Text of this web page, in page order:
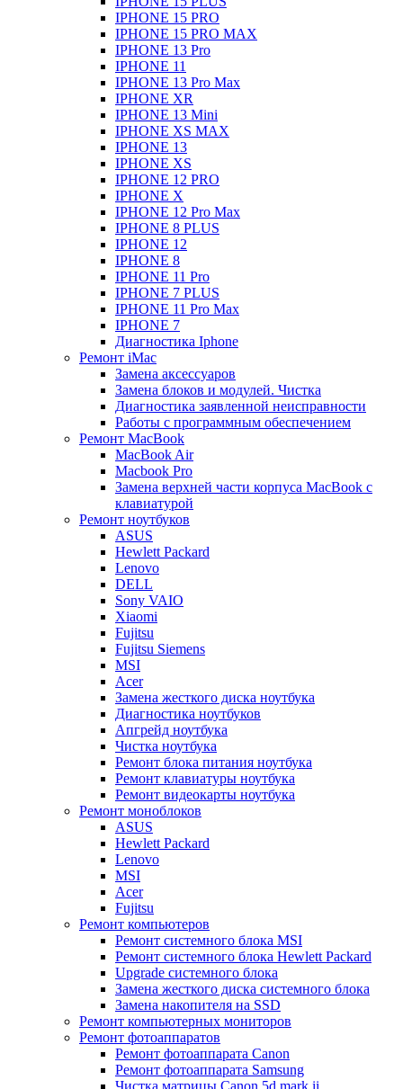
IPHONE 15 PRO
IPHONE 15 PRO MAX
IPHONE 13 Pro
IPHONE 11
IPHONE 13 Pro Max
IPHONE XR
IPHONE 13 Mini
IPHONE XS MAX
IPHONE 13
IPHONE XS
IPHONE 12 PRO
IPHONE X
IPHONE 12 Pro Max
IPHONE 8 PLUS
IPHONE 12
IPHONE 8
IPHONE 11 Pro
IPHONE 7 PLUS
IPHONE 11 Pro Max
IPHONE 7
Диагностика Iphone
Ремонт iMac
Замена аксессуаров
Замена блоков и модулей. Чистка
Диагностика заявленной неисправности
Работы с программным обеспечением
Ремонт MacBook
MacBook Air
Macbook Pro
Замена верхней части корпуса MacBook с
клавиатурой
Ремонт ноутбуков
ASUS
Hewlett Packard
Lenovo
DELL
Sony VAIO
Xiaomi
Fujitsu
Fujitsu Siemens
MSI
Acer
Замена жесткого диска ноутбука
Диагностика ноутбуков
Апгрейд ноутбука
Чистка ноутбука
Ремонт блока питания ноутбука
Ремонт клавиатуры ноутбука
Ремонт видеокарты ноутбука
Ремонт моноблоков
ASUS
Hewlett Packard
Lenovo
MSI
Acer
Fujitsu
Ремонт компьютеров
Ремонт системного блока MSI
Ремонт системного блока Hewlett Packard
Upgrade системного блока
Замена жесткого диска системного блока
Замена накопителя на SSD
Ремонт компьютерных мониторов
Ремонт фотоаппаратов
Ремонт фотоаппарата Canon
Ремонт фотоаппарата Samsung
Чистка матрицы Canon 5d mark ii